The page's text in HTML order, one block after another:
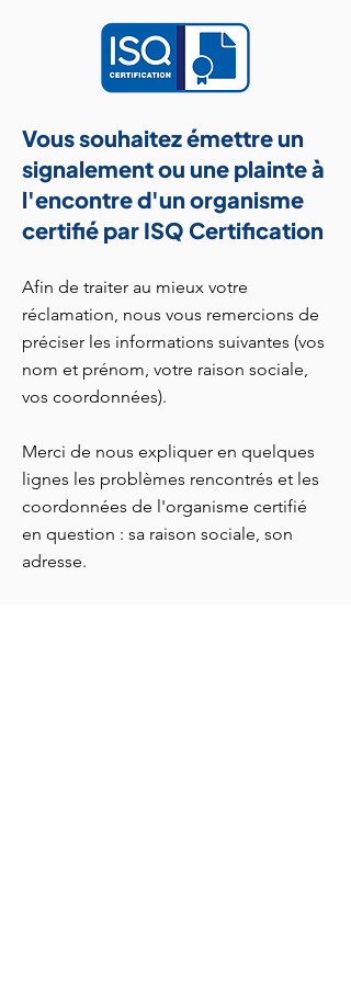
Vous souhaitez émettre un
signalement ou une plainte à
l'encontre d'un organisme
certifié par ISQ Certification
Afin de traiter au mieux votre
réclamation, nous vous remercions de
préciser les informations suivantes (vos
nom et prénom, votre raison sociale,
vos coordonnées).
Merci de nous expliquer en quelques
lignes les problèmes rencontrés et les
coordonnées de l'organisme certifié
en question : sa raison sociale, son
adresse.